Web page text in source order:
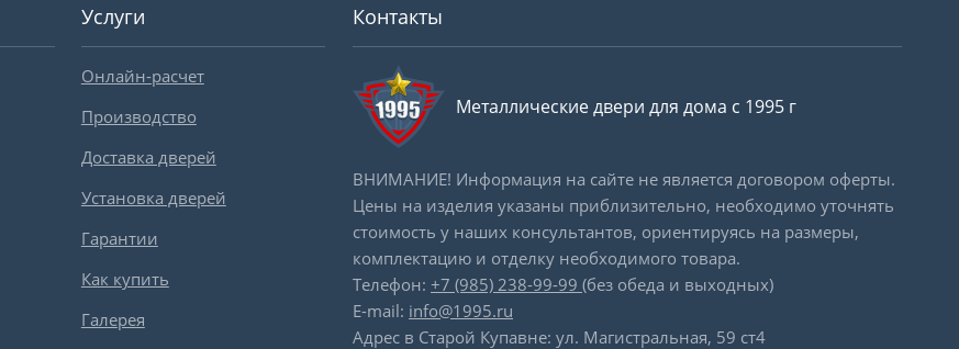
Услуги
Онлайн-расчет
Производство
Доставка дверей
Установка дверей
Гарантии
Как купить
Галерея
Контакты
Металлические двери для дома с 1995 г
ВНИМАНИЕ! Информация на сайте не является договором оферты.
Цены на изделия указаны приблизительно, необходимо уточнять
стоимость у наших консультантов, ориентируясь на размеры,
комплектацию и отделку необходимого товара.
Телефон: +7 (985) 238-99-99 (без обеда и выходных)
E-mail: info@1995.ru
Адрес в Старой Купавне: ул. Магистральная, 59 ст4